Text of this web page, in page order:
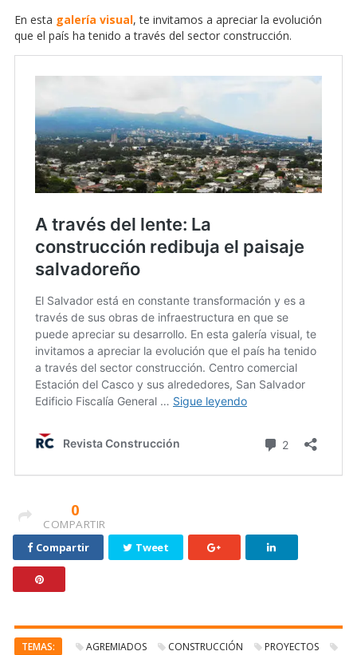
En esta galería visual, te invitamos a apreciar la evolución
que el país ha tenido a través del sector construcción.
0
COMPARTIR
Compartir
Tweet
TEMAS: AGREMIADOS CONSTRUCCIÓN
PROYECTOS